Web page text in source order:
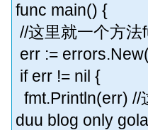
func main() {
//这里就一个方
err :=
if err != nil {
fmt.Println(err) //
duu blog only